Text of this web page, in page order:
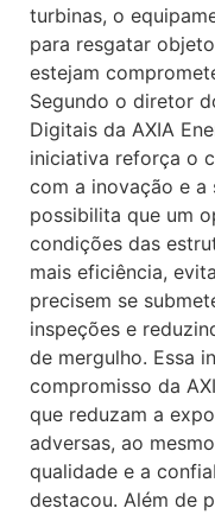
turbinas, o
para resgatar
estejam
Segundo o diretor
Digitais da AXIA
iniciativa reforça o
com a inovação e a
possibilita que um
condições das
mais eficiência,
precisem se
inspeções e
de mergulho. Essa
compromisso da
que reduzam a
adversas, ao
qualidade e a
destacou. Além de